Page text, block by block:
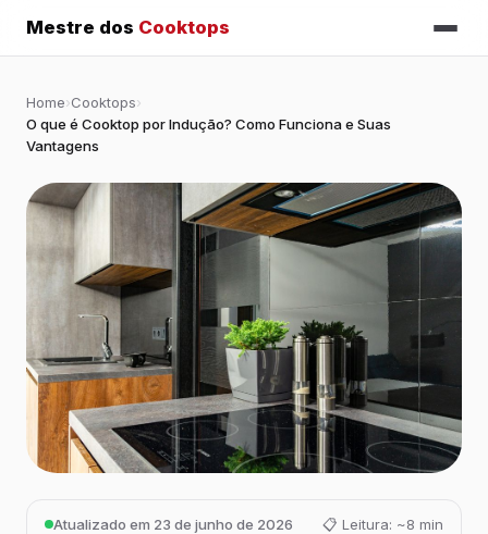
Mestre dos Cooktops
Home›Cooktops›
O que é Cooktop por Indução? Como Funciona e Suas
Vantagens
Atualizado em 23 de junho de 2026 📋 Leitura: ~8 min